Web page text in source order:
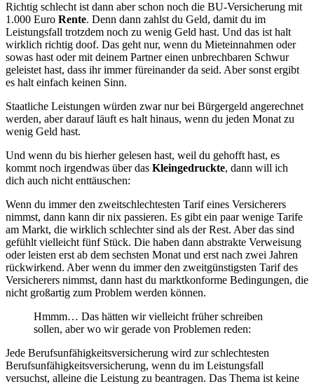
Richtig schlecht ist dann aber schon noch die BU-Versicherung mit
1.000 Euro Rente. Denn dann zahlst du Geld, damit du im
Leistungsfall trotzdem noch zu wenig Geld hast. Und das ist halt
wirklich richtig doof. Das geht nur, wenn du Mieteinnahmen oder
sowas hast oder mit deinem Partner einen unbrechbaren Schwur
geleistet hast, dass ihr immer füreinander da seid. Aber sonst ergibt
es halt einfach keinen Sinn.
Staatliche Leistungen würden zwar nur bei Bürgergeld angerechnet
werden, aber darauf läuft es halt hinaus, wenn du jeden Monat zu
wenig Geld hast.
Und wenn du bis hierher gelesen hast, weil du gehofft hast, es
kommt noch irgendwas über das Kleingedruckte, dann will ich
dich auch nicht enttäuschen:
Wenn du immer den zweitschlechtesten Tarif eines Versicherers
nimmst, dann kann dir nix passieren. Es gibt ein paar wenige Tarife
am Markt, die wirklich schlechter sind als der Rest. Aber das sind
gefühlt vielleicht fünf Stück. Die haben dann abstrakte Verweisung
oder leisten erst ab dem sechsten Monat und erst nach zwei Jahren
rückwirkend. Aber wenn du immer den zweitgünstigsten Tarif des
Versicherers nimmst, dann hast du marktkonforme Bedingungen, die
nicht großartig zum Problem werden können.
Hmmm… Das hätten wir vielleicht früher schreiben
sollen, aber wo wir gerade von Problemen reden:
Jede Berufsunfähigkeitsversicherung wird zur schlechtesten
Berufsunfähigkeitsversicherung, wenn du im Leistungsfall
versuchst, alleine die Leistung zu beantragen. Das Thema ist keine